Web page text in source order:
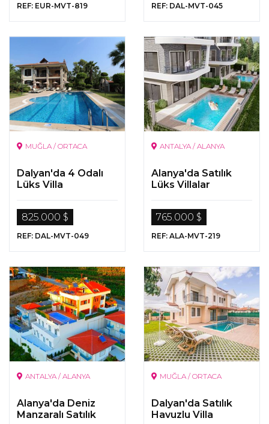
REF: EUR-MVT-819 REF: DAL-MVT-045
MUĞLA / ORTACA
Dalyan'da 4 Odalı
Lüks Villa
825.000 $
REF: DAL-MVT-049
ANTALYA / ALANYA
Alanya'da Satılık
Lüks Villalar
765.000 $
REF: ALA-MVT-219
ANTALYA / ALANYA
Alanya'da Deniz
Manzaralı Satılık
MUĞLA / ORTACA
Dalyan'da Satılık
Havuzlu Villa